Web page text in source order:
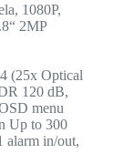
1080P,
2MP
(25x Optical
120 dB,
menu
Up to 300
alarm in/out,